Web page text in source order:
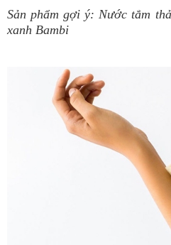
Sản phẩm gợi ý:Nước tắm
xanh Bambi